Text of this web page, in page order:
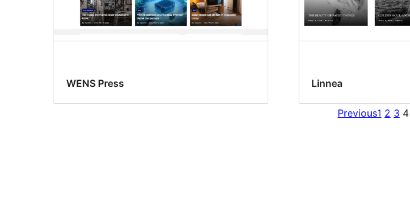
WENS Press Linnea
Previous1 2 3 4